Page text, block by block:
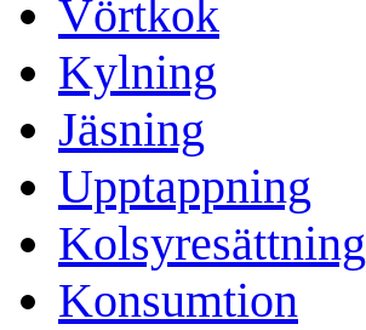
Vörtkok
Kylning
Jäsning
Upptappning
Kolsyresättning
Konsumtion